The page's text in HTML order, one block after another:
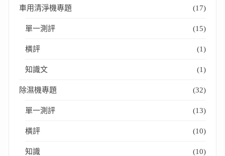
車用清淨機專題 (17)
單一測評 (15)
橫評 (1)
知識文 (1)
除濕機專題 (32)
單一測評 (13)
橫評 (10)
知識 (10)